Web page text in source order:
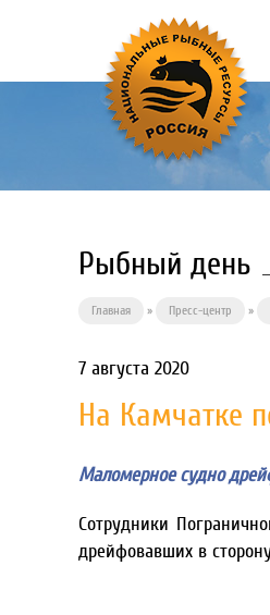
Рыбный день
Главная » Пресс-центр »
7 августа 2020
На Камчатке
Маломерное судно
Сотрудники
дрейфовавших в